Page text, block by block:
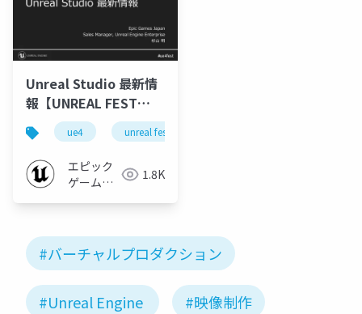
Unreal Studio 最新情
報【UNREAL FEST
EAST 2018】
ue4 unreal fest east 2018
エピック
ゲームズ
1.8K
#バーチャルプロダクション
#Unreal Engine #映像制作